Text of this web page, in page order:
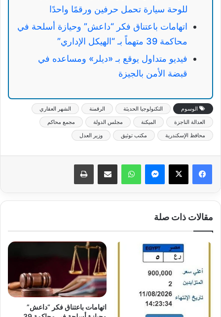
للوحة سيارة تحمل حرفين ورقمًا واحدًا
اتهامات باعتناق فكر “داعش” وحيازة أسلحة في
محاكمة 39 متهماً بـ “الهيكل الإداري”
فيديو متداول يوقع بـ «ديلر» ومساعده في
قبضة الأمن بالجيزة
الوسوم التكنولوجيا الحديثة الرقمنة
الشهر العقاري
العدالة الناجزة
الميكنة مجلس الدولة
مجمع محاكم
محافظ الإسكندرية
مكتب توثيق وزير العدل
ماسنجر واتساب مشاركة عبر البريد طباعة
مقالات ذات صلة
اتهامات باعتناق فكر “داعش”